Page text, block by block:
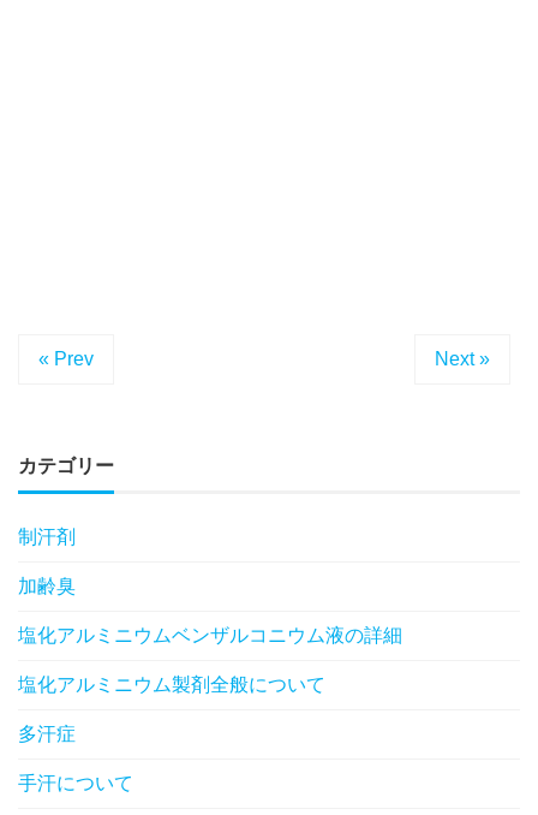
« Prev Next »
カテゴリー
制汗剤
加齢臭
塩化アルミニウムベンザルコニウム液の詳細
塩化アルミニウム製剤全般について
多汗症
手汗について